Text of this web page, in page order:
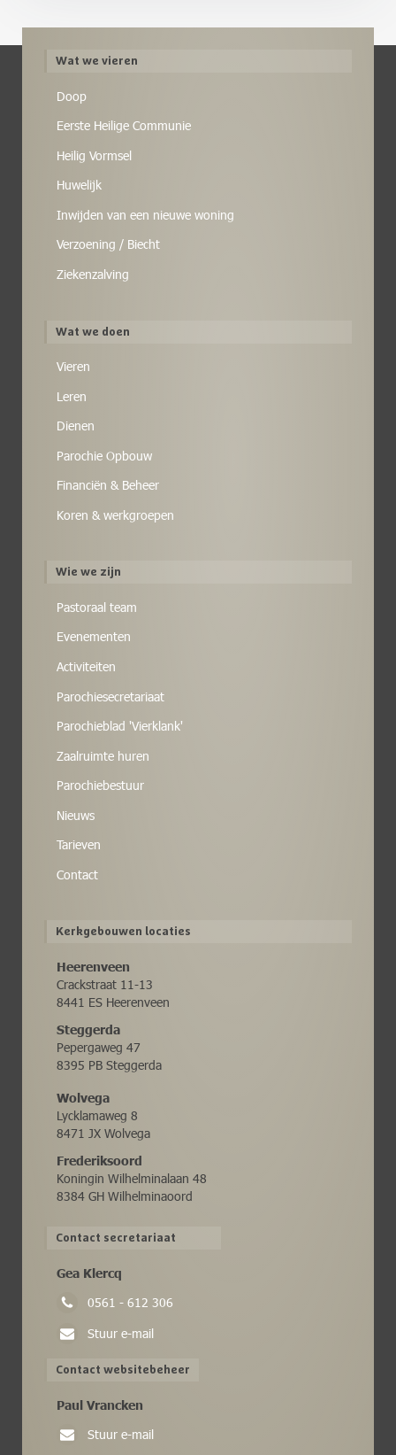
Wat we vieren
Doop
Eerste Heilige Communie
Heilig Vormsel
Huwelijk
Inwijden van een nieuwe woning
Verzoening / Biecht
Ziekenzalving
Wat we doen
Vieren
Leren
Dienen
Parochie Opbouw
Financiën & Beheer
Koren & werkgroepen
Wie we zijn
Pastoraal team
Evenementen
Activiteiten
Parochiesecretariaat
Parochieblad 'Vierklank'
Zaalruimte huren
Parochiebestuur
Nieuws
Tarieven
Contact
Kerkgebouwen locaties
Heerenveen
Crackstraat 11-13
8441 ES Heerenveen
Steggerda
Pepergaweg 47
8395 PB Steggerda
Wolvega
Lycklamaweg 8
8471 JX Wolvega
Frederiksoord
Koningin Wilhelminalaan 48
8384 GH Wilhelminaoord
Contact secretariaat
Gea Klercq
0561 - 612 306
Stuur e-mail
Contact websitebeheer
Paul Vrancken
Stuur e-mail